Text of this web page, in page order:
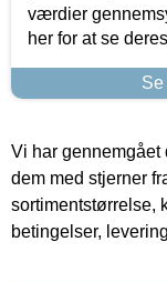
værdier
her for at se
Vi har
dem med stjerner
sortimentstørrelse,
betingelser,